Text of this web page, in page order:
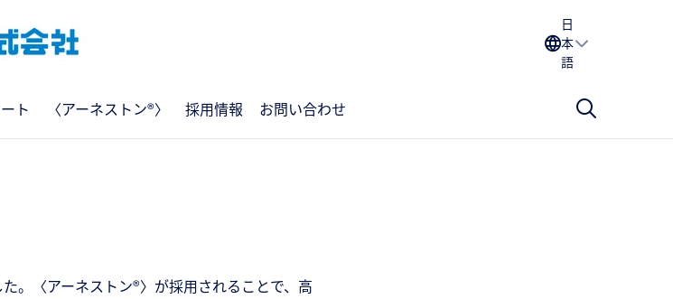
日
本
語
ト 〈アーネストン®〉 採用情報 お問い合わせ
。〈アーネストン®〉が採用されることで、高